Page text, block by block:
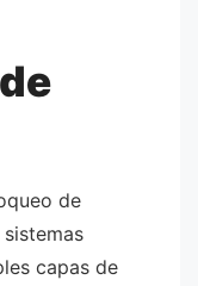
de
capas de